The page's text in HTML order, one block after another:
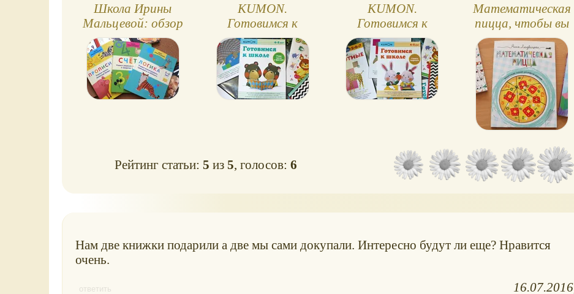
Школа Ирины
Мальцевой: обзор
книг Счет и Логика
(5-6 лет)
KUMON.
Готовимся к
школе. Учим числа
и фигуры
KUMON.
Готовимся к
школе. Учимся
вырезать
Математическая
пицца, чтобы вы
смогли
попробовать
математику весело
Рейтинг статьи:5 из5, голосов:6
Нам две книжки подарили а две мы сами докупали. Интересно будут ли еще? Нравится
очень.
ответить 16.07.2016